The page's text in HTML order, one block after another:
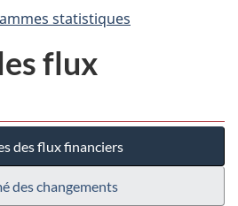
statistiques
flux
des flux financiers
des changements